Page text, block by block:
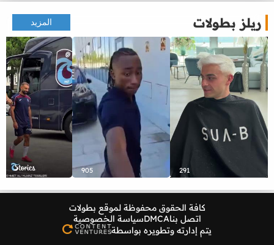
ريلز بطولات المزيد
291
905
كافة الحقوق محفوظة لموقع بطولات
اتصل بناDMCAسياسة الخصوصية
يتم إدارته وتطويره بواسطة